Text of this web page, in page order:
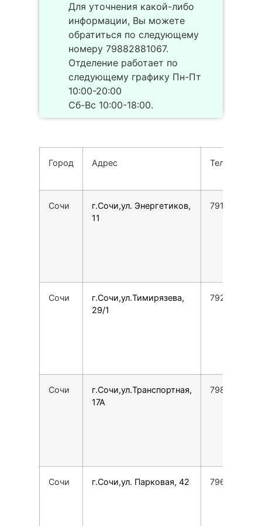
Для уточнения какой-либо
информации, Вы можете
обратиться по следующему
номеру 79882881067.
Отделение работает по
следующему графику Пн-Пт
10:00-20:00
Сб-Вс 10:00-18:00.
Город Адрес Телефон
Сочи
г.Сочи,ул. Энергетиков,
11
Сочи
г.Сочи,ул.Тимирязева,
29/1
Сочи
г.Сочи,ул.Транспортная,
17А
Сочи г.Сочи,ул. Парковая, 42